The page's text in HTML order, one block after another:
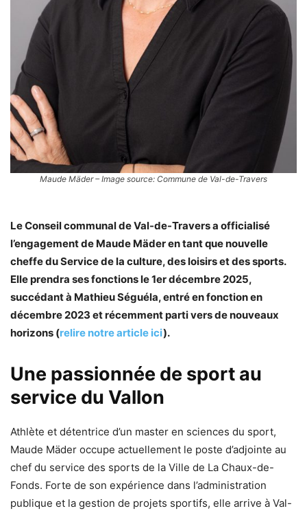
Maude Mäder – Image source: Commune de Val-de-Travers
Le Conseil communal de Val-de-Travers a officialisé
l’engagement de Maude Mäder en tant que nouvelle
cheffe du Service de la culture, des loisirs et des sports.
Elle prendra ses fonctions le 1er décembre 2025,
succédant à Mathieu Séguéla, entré en fonction en
décembre 2023 et récemment parti vers de nouveaux
horizons (relire notre article ici).
Une passionnée de sport au
service du Vallon
Athlète et détentrice d’un master en sciences du sport,
Maude Mäder occupe actuellement le poste d’adjointe au
chef du service des sports de la Ville de La Chaux-de-
Fonds. Forte de son expérience dans l’administration
publique et la gestion de projets sportifs, elle arrive à Val-